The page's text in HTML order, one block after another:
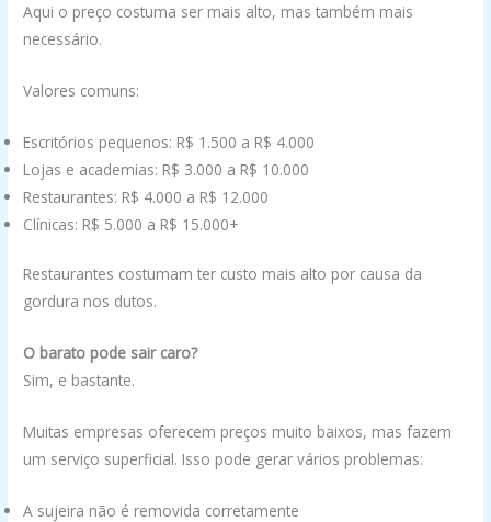
Aqui o preço costuma ser mais alto, mas também mais
necessário.
Valores comuns:
Escritórios pequenos: R$ 1.500 a R$ 4.000
Lojas e academias: R$ 3.000 a R$ 10.000
Restaurantes: R$ 4.000 a R$ 12.000
Clínicas: R$ 5.000 a R$ 15.000+
Restaurantes costumam ter custo mais alto por causa da
gordura nos dutos.
O barato pode sair caro?
Sim, e bastante.
Muitas empresas oferecem preços muito baixos, mas fazem
um serviço superficial. Isso pode gerar vários problemas:
A sujeira não é removida corretamente